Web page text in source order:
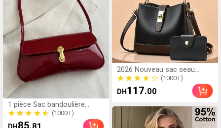
1 pièce Sac bandoulière
croisé en faux cuir huilé rétro
pour femmes, convient pour
(1000+)
2026 Nouveau sac seau
mode femme grande
capacité polyvalent, sac à
main minimaliste à la mode à
sac fourre-tout élégant et
décontracté
(1000+)
DH117.00